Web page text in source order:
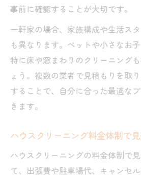
事前に確認することが大切です。
一軒家の場合、家族構成や生活ス
も異なります。ペットや小さなお子
特に床や窓まわりのクリーニング
ょう。複数の業者で見積もりを取
することで、自分に合った最適な
きます。
ハウスクリーニング料金体制で
ハウスクリーニングの料金体制で
て、出張費や駐車場代、キャンセ